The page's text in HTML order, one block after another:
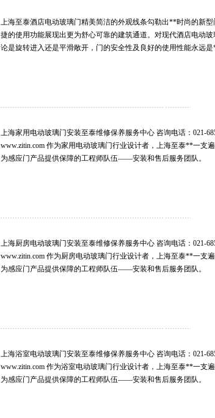
上海至泰酒店电动玻璃门精美简洁的外观线条勾勒出**时尚的新型
捷的使用功能展现出更为舒心可靠的建筑通道。对现代酒店电动玻
论是旋转进入还是平滑敞开，门的安全性及良好的使用性能永远是
上海家用电动玻璃门安装至泰维修保养服务中心 咨询电话：021-
www.zitin.com 作为家用电动玻璃门行业设计者，上海至泰**一支
为感应门产品提供保障的工程师队伍——安装和售后服务团队。
上海厨房电动玻璃门安装至泰维修保养服务中心 咨询电话：021-
www.zitin.com 作为厨房电动玻璃门行业设计者，上海至泰**一支
为感应门产品提供保障的工程师队伍——安装和售后服务团队。
上海浴室电动玻璃门安装至泰维修保养服务中心 咨询电话：021-
www.zitin.com 作为浴室电动玻璃门行业设计者，上海至泰**一支
为感应门产品提供保障的工程师队伍——安装和售后服务团队。